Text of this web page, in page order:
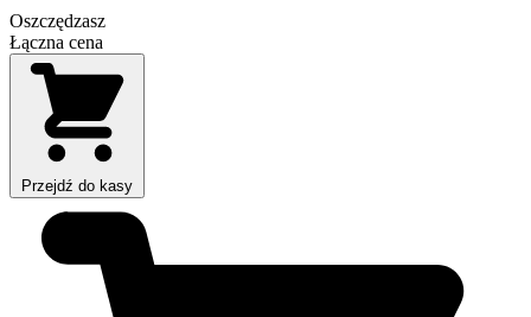
Oszczędzasz
Łączna cena
Przejdź do kasy